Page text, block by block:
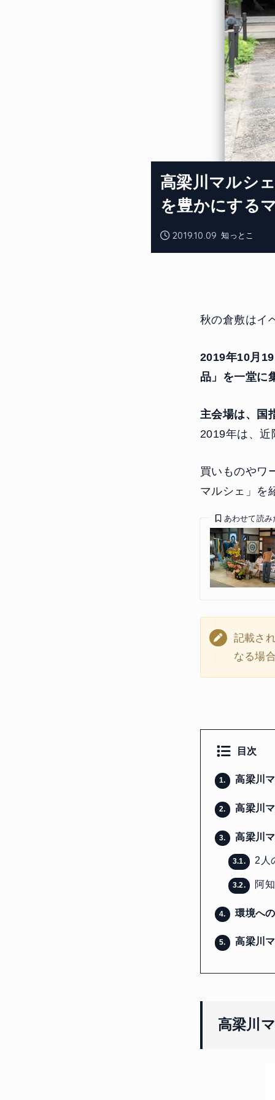
知っとこ
2019.10.09
高梁川マルシ
を豊かにする
秋の倉敷はイ
2019年10月
品」を一堂に
主会場は、国
2019年は、近
買いものやワ
マルシェ」を
あわせて読み
記載さ
なる場
目次
1. 高梁川
2. 高梁川
3. 高梁川
3.1. 2人
3.2. 阿
4. 環境へ
5. 高梁川
高梁川